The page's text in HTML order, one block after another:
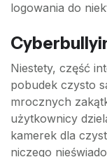
logowania do
Niestety, część
pobudek czysto
mrocznych
użytkownicy
kamerek dla
niczego